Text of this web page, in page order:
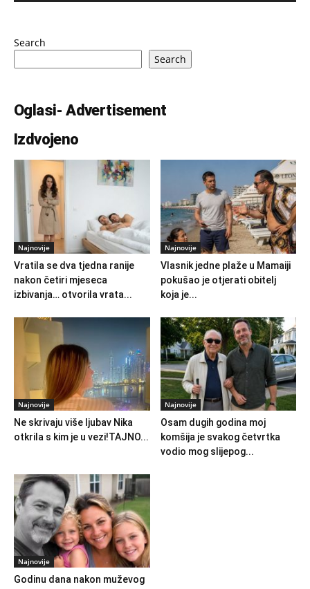
Search
Search
Oglasi- Advertisement
Izdvojeno
Najnovije
Vratila se dva tjedna ranije
nakon četiri mjeseca
izbivanja… otvorila vrata...
Najnovije
Vlasnik jedne plaže u Mamaiji
pokušao je otjerati obitelj
koja je...
Najnovije
Ne skrivaju više ljubav Nika
otkrila s kim je u vezi!TAJNO...
Najnovije
Osam dugih godina moj
komšija je svakog četvrtka
vodio mog slijepog...
Najnovije
Godinu dana nakon muževog